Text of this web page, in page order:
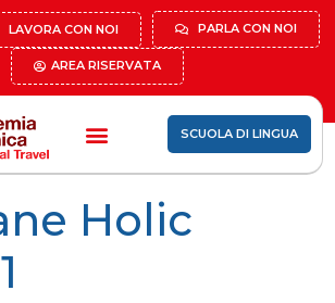
LAVORA CON NOI PARLA CON NOI
AREA RISERVATA
SCUOLA DI LINGUA
Holic